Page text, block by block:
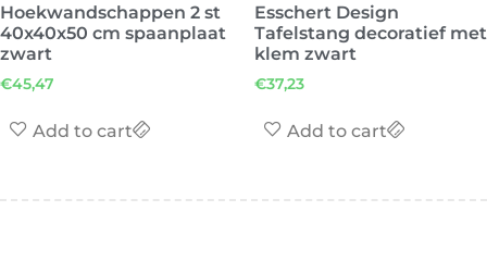
Hoekwandschappen 2 st
40x40x50 cm spaanplaat
zwart
€45,47
Add to cart
Esschert Design
Tafelstang decoratief met
klem zwart
€37,23
Add to cart